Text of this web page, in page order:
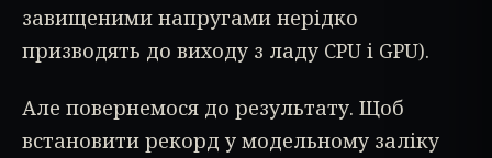
завищеними напругами нерідко
призводять до виходу з ладу CPU і GPU).
Але повернемося до результату. Щоб
встановити рекорд у модельному заліку